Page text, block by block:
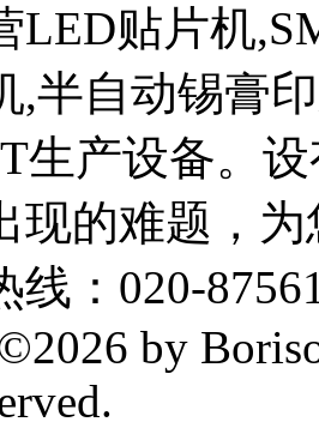
LED贴片机
,半自动锡膏
生产设备。
现的难题，
线：020-
by